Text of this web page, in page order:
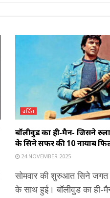
चर्चित
बॉलीवुड का ही-मैन- जिसने
के सिने सफर की 10 नायाब
24 NOVEMBER 2025
सोमवार की शुरुआत सिने
के साथ हुई। बॉलीवुड का ही-